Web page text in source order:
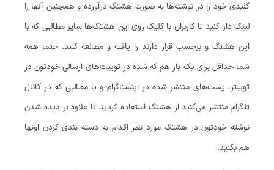
کلیدی خود را در نوشته‌ها به صورت هشتگ درآورده و همچنین آنها را
لینک دار کنید تا کاربران با کلیک روی این هشتگ‌ها سایر مطالبی که با
این هشتگ و برچسب قرار دارند را یافته و مطالعه کنند. حتما همه
شما حداقل برای یک بار هم که شده در توییت‌های ارسالی خودتون در
توییتر، پست‌های منتشر شده در اینستاگرام و یا مطالبی که در کانال
تلگرام منتشر می‌کنید از هشتگ استفاده کردید تا علاوه بر دیده شدن
نوشته خودتون در هشتگ مورد نظر اقدام به دسته بندی کردن اونها
هم بکنید.